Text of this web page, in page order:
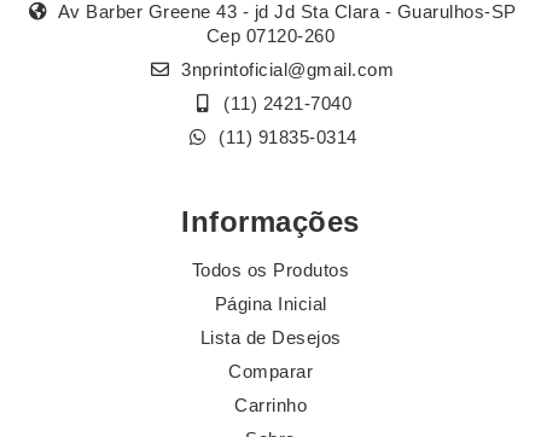
Av Barber Greene 43 - jd Jd Sta Clara - Guarulhos-SP
Cep 07120-260
3nprintoficial@gmail.com
(11) 2421-7040
(11) 91835-0314
Informações
Todos os Produtos
Página Inicial
Lista de Desejos
Comparar
Carrinho